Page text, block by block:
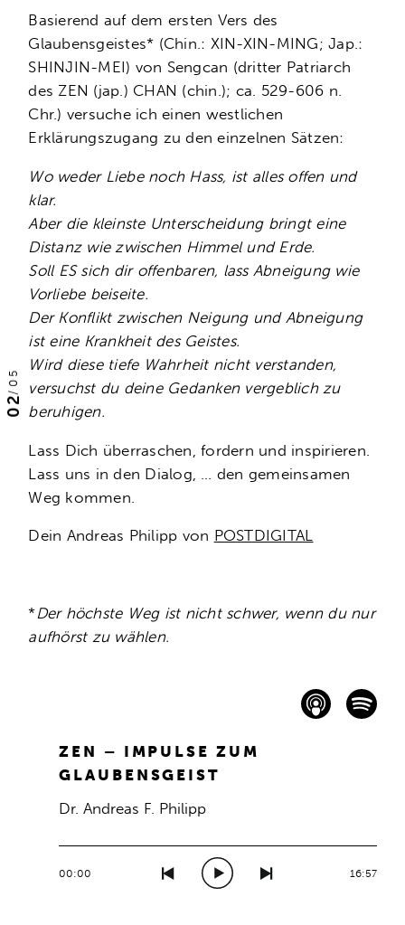
02
/
05
Basierend auf dem ersten Vers des
Glaubensgeistes* (Chin.: XIN-XIN-MING; Jap.:
SHINJIN-MEI) von Sengcan (dritter Patriarch
des ZEN (jap.) CHAN (chin.); ca. 529-606 n.
Chr.) versuche ich einen westlichen
Erklärungszugang zu den einzelnen Sätzen:
Wo weder Liebe noch Hass, ist alles offen und
klar.
Aber die kleinste Unterscheidung bringt eine
Distanz wie zwischen Himmel und Erde.
Soll ES sich dir offenbaren, lass Abneigung wie
Vorliebe beiseite.
Der Konflikt zwischen Neigung und Abneigung
ist eine Krankheit des Geistes.
Wird diese tiefe Wahrheit nicht verstanden,
versuchst du deine Gedanken vergeblich zu
beruhigen.
Lass Dich überraschen, fordern und inspirieren.
Lass uns in den Dialog, … den gemeinsamen
Weg kommen.
Dein Andreas Philipp von POSTDIGITAL
*Der höchste Weg ist nicht schwer, wenn du nur
aufhörst zu wählen.
ZEN – IMPULSE ZUM
GLAUBENSGEIST
Dr. Andreas F. Philipp
00:00 16:57